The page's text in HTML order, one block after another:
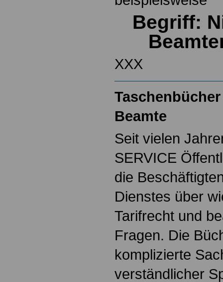
Begriff:
XXX
Beamte
Seit vielen
SERVICE
die
Dienstes über
Tarifrecht und
Fragen. Die
komplizierte
verständlicher